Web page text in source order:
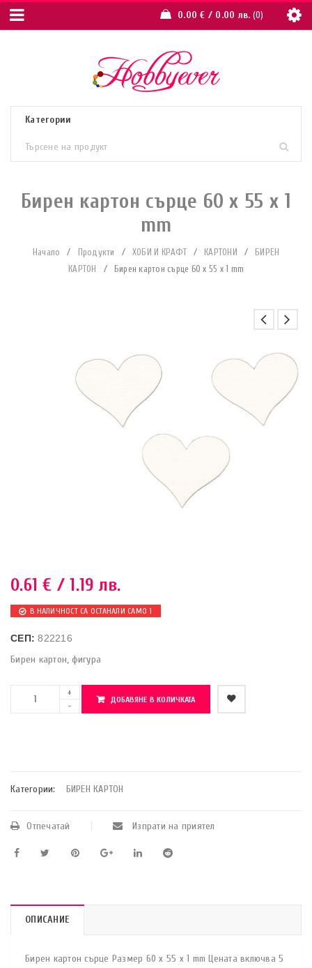
0.00€ / 0.00 лв. 0
Бирен картон сърце 60 x 55 x 1
mm
Начало / Продукти / ХОБИ И КРАФТ / КАРТОНИ /
БИРЕН
КАРТОН
/ Бирен картон сърце 60 x 55 x 1 mm
0.61€ / 1.19 лв.
В НАЛИЧНОСТ СА ОСТАНАЛИ САМО 1
СЕП:822216
Бирен картон, фигура
ДОБАВЯНЕ В КОЛИЧКАТА
Категории: БИРЕН КАРТОН
Отпечатай Изпрати на приятел
ОПИСАНИЕ
Бирен картон сърце Размер 60 x 55 x 1 mm Цената включва 5